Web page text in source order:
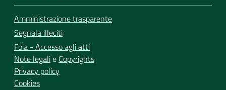
Amministrazione trasparente
Segnala illeciti
Foia - Accesso agli atti
Note legalie Copyrights
Privacy policy
Cookies